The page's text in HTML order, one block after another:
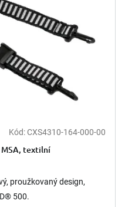
Kód:CXS4310-164-000-00
MSA, textilní
proužkovaný design,
500.